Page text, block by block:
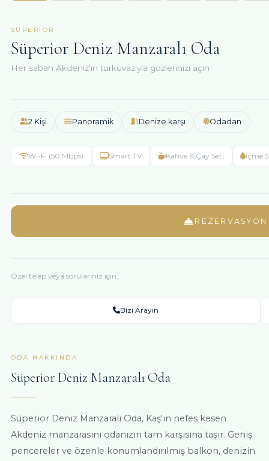
SÜPERIOR
Süperior Deniz Manzaralı Oda
Her sabah Akdeniz'in turkuvazıyla gözlerinizi açın
2 Kişi Panoramik Denize karşı Odadan
Wi-Fi (50 Mbps) Smart TV Kahve & Çay Seti İçme
Özel talep veya sorularınız için:
Bizi Arayın
ODA HAKKINDA
Süperior Deniz Manzaralı Oda
Süperior Deniz Manzaralı Oda, Kaş'ın nefes kesen
Akdeniz manzarasını odanızın tam karşısına taşır. Geniş
pencereler ve özenle konumlandırılmış balkon, denizin